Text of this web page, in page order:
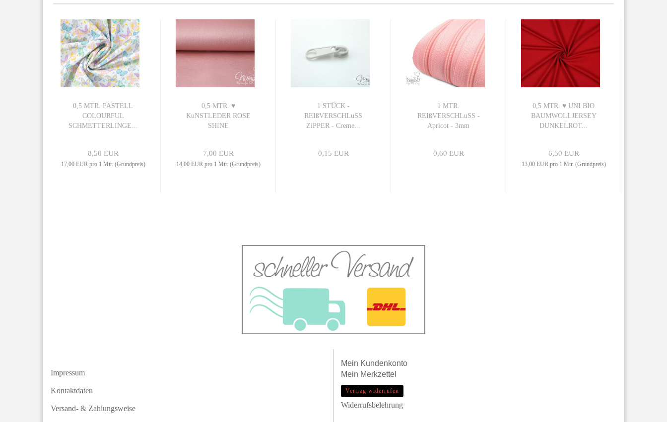
0,5 MTR. PASTELL
COLOURFUL
SCHMETTERLINGE...
8,50 EUR
17,00 EUR pro 1 Mtr. (Grundpreis)
0,5 MTR. ♥
KuNSTLEDER ROSE
SHINE
7,00 EUR
14,00 EUR pro 1 Mtr. (Grundpreis)
1 STÜCK -
REIßVERSCHLuSS
ZiPPER - Creme...
0,15 EUR
1 MTR.
REIßVERSCHLuSS -
Apricot - 3mm
0,60 EUR
0,5 MTR. ♥ UNI BIO
BAUMWOLLJERSEY
DUNKELROT...
6,50 EUR
13,00 EUR pro 1 Mtr. (Grundpreis)
Impressum
Kontaktdaten
Versand- & Zahlungsweise
Mein Kundenkonto
Mein Merkzettel
Vertrag widerrufen
Widerrufsbelehrung